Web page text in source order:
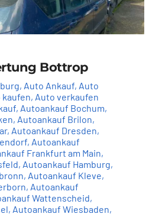
Bottrop
, Auto Ankauf, Auto
kaufen, Auto verkaufen
, Autoankauf Bochum,
, Autoankauf Brilon,
, Autoankauf Dresden,
, Autoankauf
Frankfurt am Main,
, Autoankauf Hamburg,
, Autoankauf Kleve,
, Autoankauf
Wattenscheid,
, Autoankauf Wiesbaden,